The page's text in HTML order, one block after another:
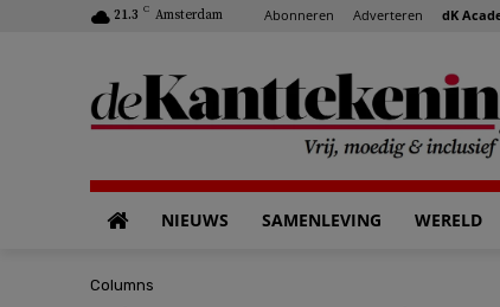
21.3 C Amsterdam Abonneren Adverteren dK
NIEUWS SAMENLEVING WERELD
Columns